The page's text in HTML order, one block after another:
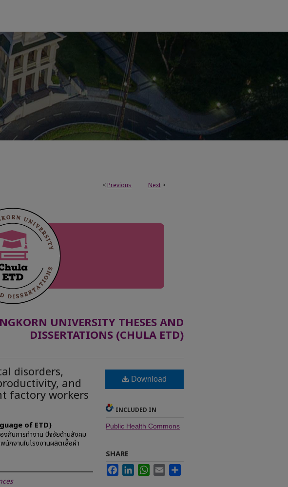
< Previous Next >
UNIVERSITY THESES AND
DISSERTATIONS (CHULA ETD)
disorders,
and
factory workers
of ETD)
งกับการทํางาน ปัจจัยด้านสังคม
นักงานในโรงงานผลิตเสื้อผ้า
Download
INCLUDED IN
Public Health Commons
SHARE
FacebookLinkedInWhatsApp
Email